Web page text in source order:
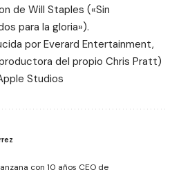
de Will Staples («Sin
para la gloria»).
por Everard Entertainment,
del propio Chris Pratt)
Studios
con 10 años CEO de